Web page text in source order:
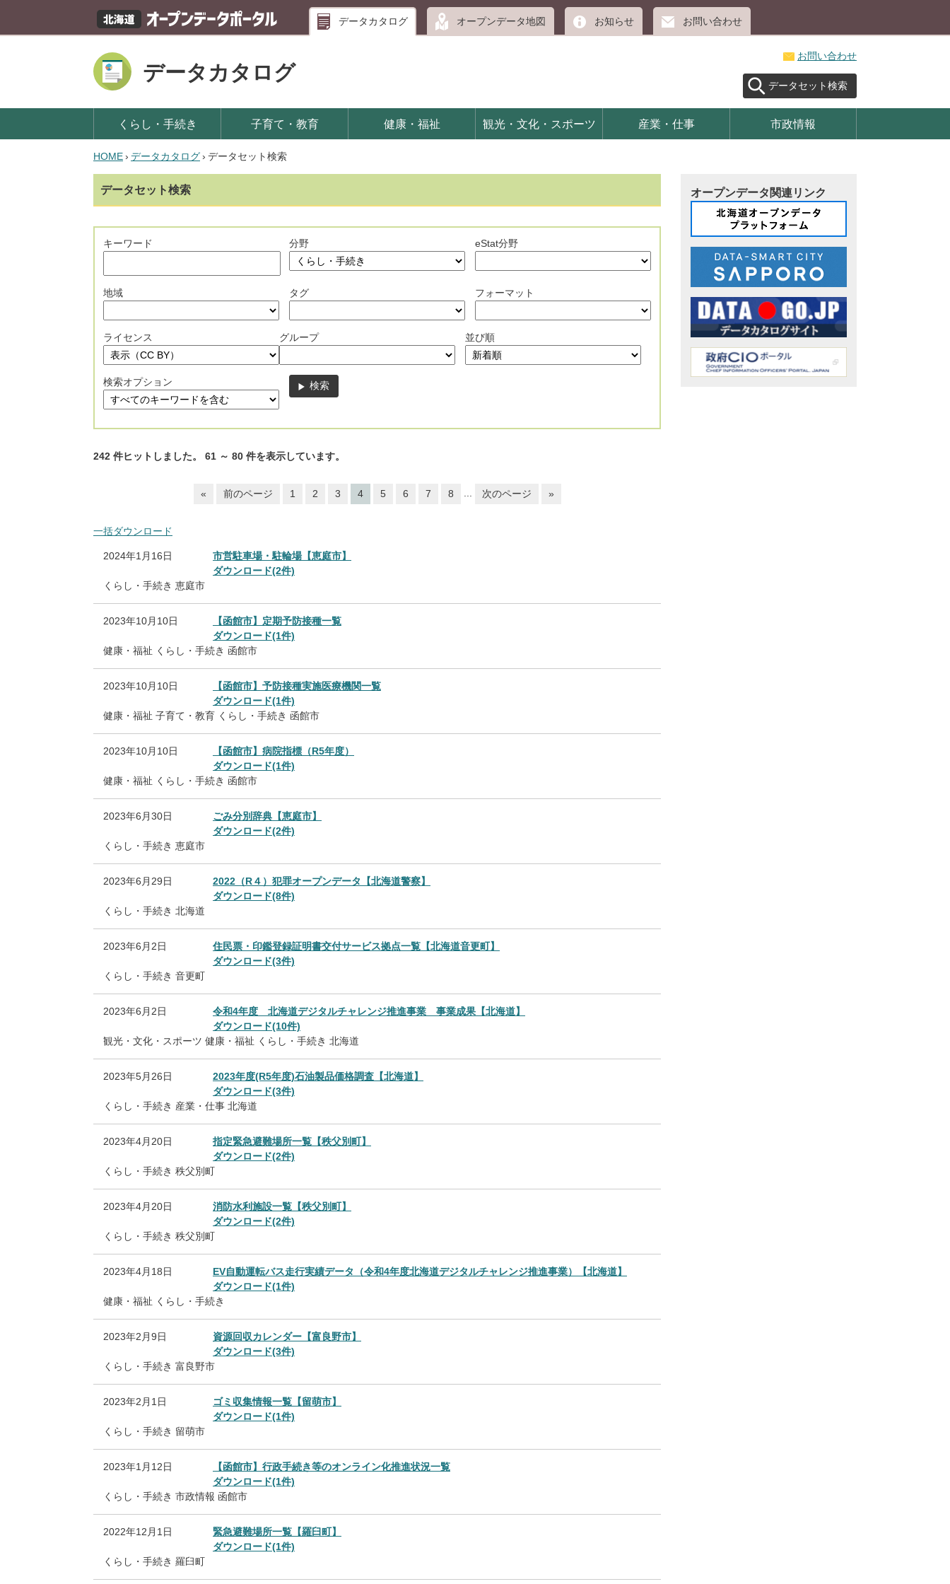
データカタログ オープンデータ地図 お知らせ お問い合わせ
データカタログ
お問い合わせ
データセット検索
くらし・手続き 子育て・教育 健康・福祉 観光・文化・スポーツ 産業・仕事 市政情報
HOME› データカタログ› データセット検索
データセット検索
キーワード 分野 eStat分野
地域 タグ フォーマット
ライセンス グループ 並び順
検索オプション
242 件ヒットしました。 61 ～ 80 件を表示しています。
« 前のページ 1 2 3 4 5 6 7 8 ... 次のページ »
一括ダウンロード
2024年1月16日
市営駐車場・駐輪場【恵庭市】
ダウンロード(2件)
くらし・手続き 恵庭市
2023年10月10日
【函館市】定期予防接種一覧
ダウンロード(1件)
健康・福祉 くらし・手続き 函館市
2023年10月10日
【函館市】予防接種実施医療機関一覧
ダウンロード(1件)
健康・福祉 子育て・教育 くらし・手続き 函館市
2023年10月10日
【函館市】病院指標（R5年度）
ダウンロード(1件)
健康・福祉 くらし・手続き 函館市
2023年6月30日
ごみ分別辞典【恵庭市】
ダウンロード(2件)
くらし・手続き 恵庭市
2023年6月29日
2022（R４）犯罪オープンデータ【北海道警察】
ダウンロード(8件)
くらし・手続き 北海道
2023年6月2日
住民票・印鑑登録証明書交付サービス拠点一覧【北海道音更町】
ダウンロード(3件)
くらし・手続き 音更町
2023年6月2日
令和4年度 北海道デジタルチャレンジ推進事業 事業成果【北海道】
ダウンロード(10件)
観光・文化・スポーツ 健康・福祉 くらし・手続き 北海道
2023年5月26日
2023年度(R5年度)石油製品価格調査【北海道】
ダウンロード(3件)
くらし・手続き 産業・仕事 北海道
2023年4月20日
指定緊急避難場所一覧【秩父別町】
ダウンロード(2件)
くらし・手続き 秩父別町
2023年4月20日
消防水利施設一覧【秩父別町】
ダウンロード(2件)
くらし・手続き 秩父別町
2023年4月18日
EV自動運転バス走行実績データ（令和4年度北海道デジタルチャレンジ推進事業）【北海道】
ダウンロード(1件)
健康・福祉 くらし・手続き
2023年2月9日
資源回収カレンダー【富良野市】
ダウンロード(3件)
くらし・手続き 富良野市
2023年2月1日
ゴミ収集情報一覧【留萌市】
ダウンロード(1件)
くらし・手続き 留萌市
2023年1月12日
【函館市】行政手続き等のオンライン化推進状況一覧
ダウンロード(1件)
くらし・手続き 市政情報 函館市
2022年12月1日
緊急避難場所一覧【羅臼町】
ダウンロード(1件)
くらし・手続き 羅臼町
オープンデータ関連リンク